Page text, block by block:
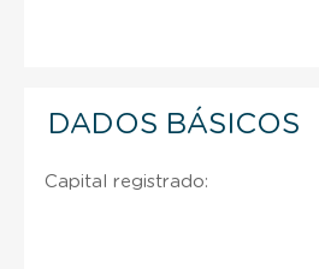
DADOS BÁSICOS
Capital registrado: